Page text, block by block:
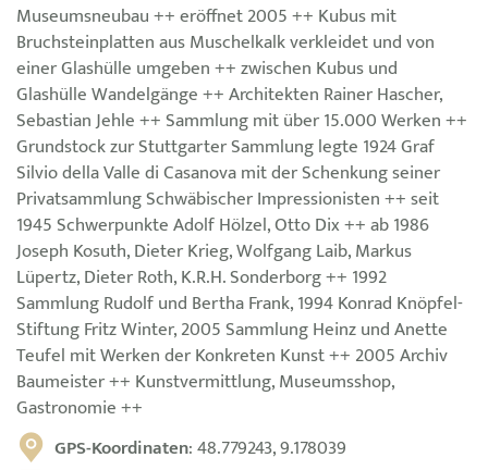
Museumsneubau ++ eröffnet 2005 ++ Kubus mit
Bruchsteinplatten aus Muschelkalk verkleidet und von
einer Glashülle umgeben ++ zwischen Kubus und
Glashülle Wandelgänge ++ Architekten Rainer Hascher,
Sebastian Jehle ++ Sammlung mit über 15.000 Werken ++
Grundstock zur Stuttgarter Sammlung legte 1924 Graf
Silvio della Valle di Casanova mit der Schenkung seiner
Privatsammlung Schwäbischer Impressionisten ++ seit
1945 Schwerpunkte Adolf Hölzel, Otto Dix ++ ab 1986
Joseph Kosuth, Dieter Krieg, Wolfgang Laib, Markus
Lüpertz, Dieter Roth, K.R.H. Sonderborg ++ 1992
Sammlung Rudolf und Bertha Frank, 1994 Konrad Knöpfel-
Stiftung Fritz Winter, 2005 Sammlung Heinz und Anette
Teufel mit Werken der Konkreten Kunst ++ 2005 Archiv
Baumeister ++ Kunstvermittlung, Museumsshop,
Gastronomie ++
GPS-Koordinaten: 48.779243, 9.178039